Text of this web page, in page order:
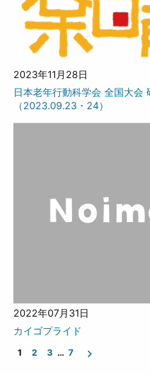
2023年11月28日
日本老年行動科学会 全国大会
（2023.09.23・24）
2022年07月31日
カイゴプライド
1 2 3 … 7